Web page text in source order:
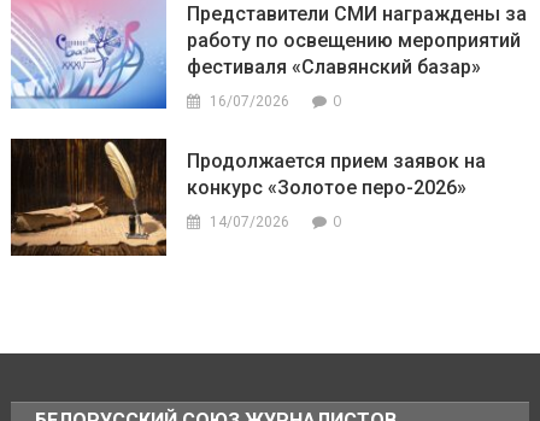
Представители СМИ награждены за
работу по освещению мероприятий
фестиваля «Славянский базар»
16/07/2026 0
Продолжается прием заявок на
конкурс «Золотое перо-2026»
14/07/2026 0